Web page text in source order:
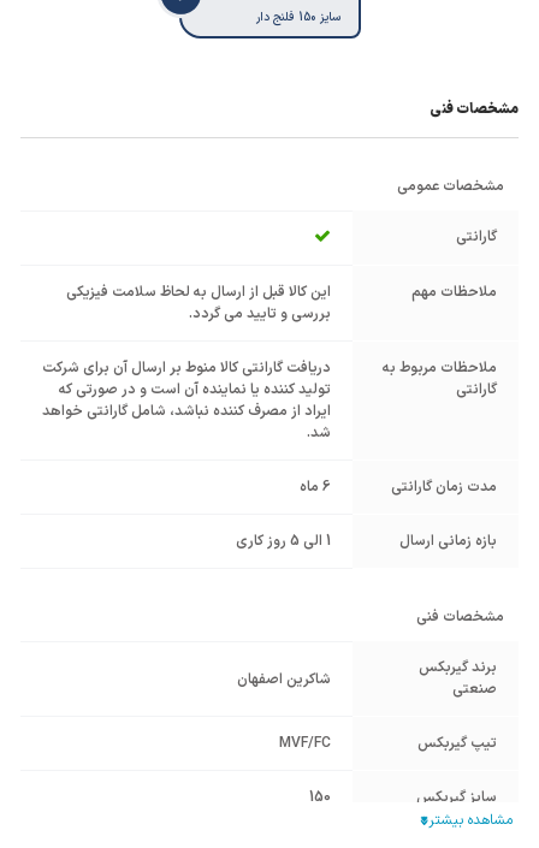
سایز 150 فلنج دار
مشخصات فنی
مشخصات عمومی
گارانتی
ملاحظات مهم
این کالا قبل از ارسال به لحاظ سلامت فیزیکی
بررسی و تایید می گردد.
ملاحظات مربوط به
گارانتی
دریافت گارانتی کالا منوط بر ارسال آن برای شرکت
تولید کننده یا نماینده آن است و در صورتی که
ایراد از مصرف کننده نباشد، شامل گارانتی خواهد
شد.
مدت زمان گارانتی 6 ماه
بازه زمانی ارسال 1 الی 5 روز کاری
مشخصات فنی
برند گیربکس
صنعتی
شاکرین اصفهان
تیپ گیربکس MVF/FC
سایز گیربکس 150